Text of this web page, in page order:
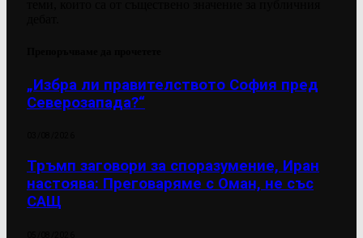
„Избра ли правителството София пред
Северозапада?“
Тръмп заговори за споразумение, Иран
настоява: Преговаряме с Оман, не със
САЩ